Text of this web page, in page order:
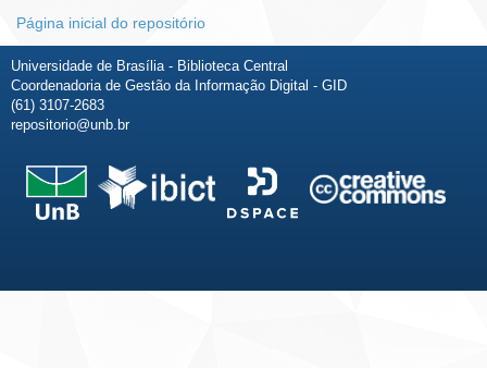
Página inicial do repositório
Universidade de Brasília - Biblioteca Central
Coordenadoria de Gestão da Informação Digital - GID
(61) 3107-2683
repositorio@unb.br